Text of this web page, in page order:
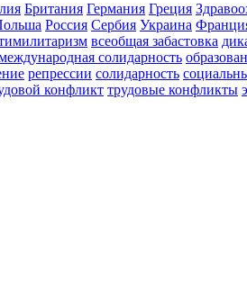
Британия Германия Греция
Россия Сербия Украина
всеобщая забастовка
солидарность
репрессии солидарность
конфликт трудовые конфликты